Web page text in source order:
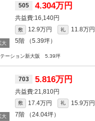
505 4.304万円
16,140円
敷 12.9万円 礼
11.8万円
5階
（5.39坪）
テーション新大阪 5.39坪
703 5.816万円
21,810円
敷 17.4万円 礼
15.9万円
7階
（24.04坪）